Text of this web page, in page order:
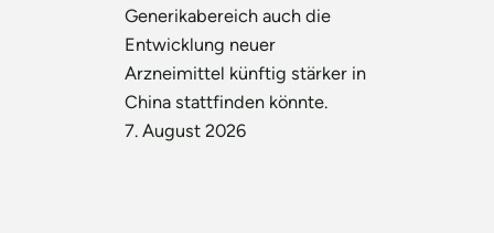
Generikabereich auch die
Entwicklung neuer
Arzneimittel künftig stärker in
China stattfinden könnte.
7. August 2026